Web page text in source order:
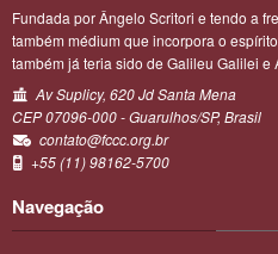
Fundada por Ângelo Scritori e tendo a
também médium que incorpora o
também já teria sido de Galileu Galilei e
Av Suplicy, 620 Jd Santa Mena
CEP 07096-000 - Guarulhos/SP, Brasil
contato@fccc.org.br
+55 (11) 98162-5700
Navegação